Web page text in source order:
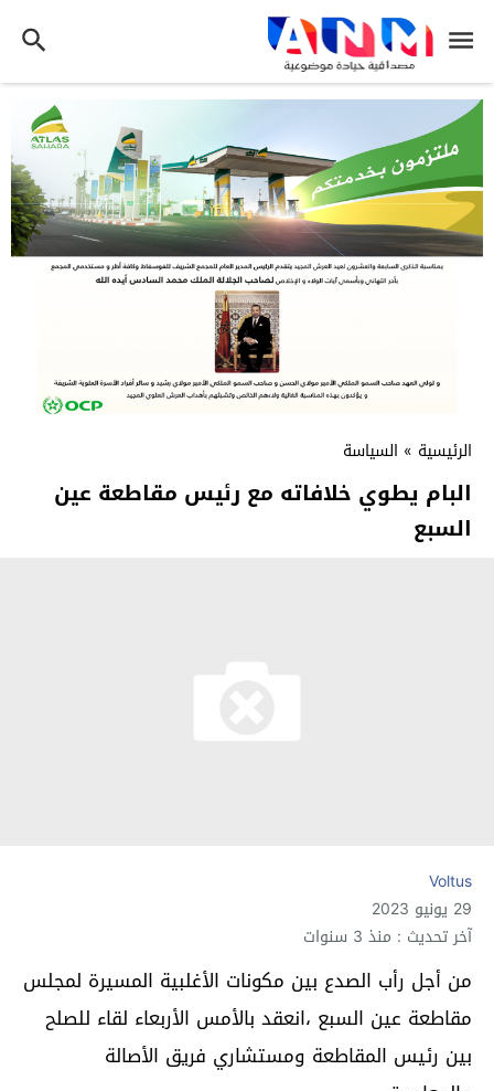
الرئيسية » السياسة
البام يطوي خلافاته مع رئيس مقاطعة عين
السبع
Voltus
29 يونيو 2023
آخر تحديث : منذ 3 سنوات
من أجل رأب الصدع بين مكونات الأغلبية المسيرة لمجلس
مقاطعة عين السبع ،انعقد بالأمس الأربعاء لقاء للصلح
بين رئيس المقاطعة ومستشاري فريق الأصالة